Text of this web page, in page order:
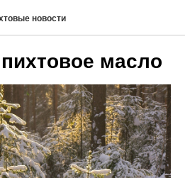
новости
масло